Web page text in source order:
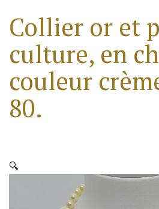
Collier or et
culture, en
couleur
80.
🔍